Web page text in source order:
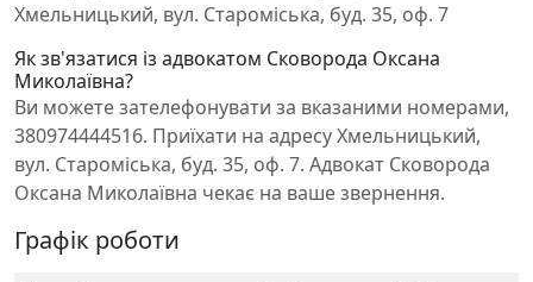
Хмельницький, вул. Староміська, буд. 35, оф. 7
Як зв'язатися із адвокатом Сковорода Оксана
Миколаївна?
Ви можете зателефонувати за вказаними номерами,
380974444516. Приїхати на адресу Хмельницький,
вул. Староміська, буд. 35, оф. 7. Адвокат Сковорода
Оксана Миколаївна чекає на ваше звернення.
Графік роботи